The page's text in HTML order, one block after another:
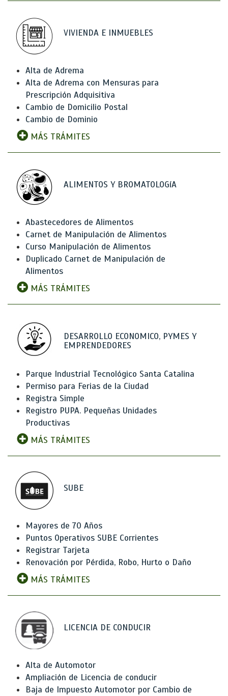
VIVIENDA E INMUEBLES
Alta de Adrema
Alta de Adrema con Mensuras para
Prescripción Adquisitiva
Cambio de Domicilio Postal
Cambio de Dominio
MÁS TRÁMITES
ALIMENTOS Y BROMATOLOGíA
Abastecedores de Alimentos
Carnet de Manipulación de Alimentos
Curso Manipulación de Alimentos
Duplicado Carnet de Manipulación de
Alimentos
MÁS TRÁMITES
DESARROLLO ECONOMICO, PYMES Y
EMPRENDEDORES
Parque Industrial Tecnológico Santa Catalina
Permiso para Ferias de la Ciudad
Registra Simple
Registro PUPA. Pequeñas Unidades
Productivas
MÁS TRÁMITES
SUBE
Mayores de 70 Años
Puntos Operativos SUBE Corrientes
Registrar Tarjeta
Renovación por Pérdida, Robo, Hurto o Daño
MÁS TRÁMITES
LICENCIA DE CONDUCIR
Alta de Automotor
Ampliación de Licencia de conducir
Baja de Impuesto Automotor por Cambio de